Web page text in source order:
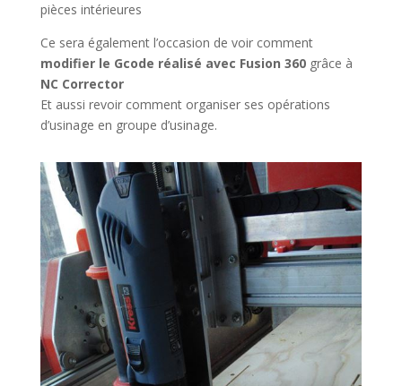
pièces intérieures
Ce sera également l’occasion de voir comment
modifier le Gcode réalisé avec Fusion 360grâce à
NC Corrector
Et aussi revoir comment organiser ses opérations
d’usinage en groupe d’usinage.